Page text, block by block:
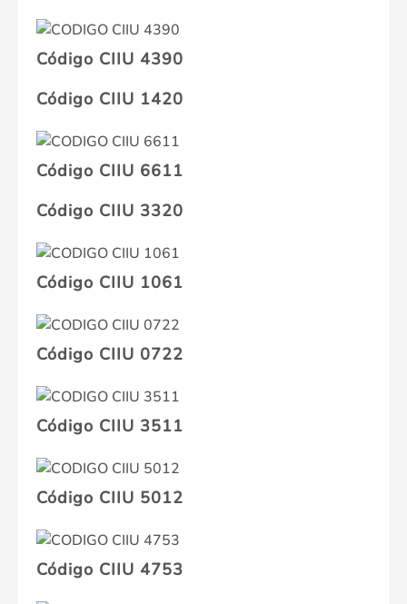
Código CIIU 4390
Código CIIU 1420
Código CIIU 6611
Código CIIU 3320
Código CIIU 1061
Código CIIU 0722
Código CIIU 3511
Código CIIU 5012
Código CIIU 4753